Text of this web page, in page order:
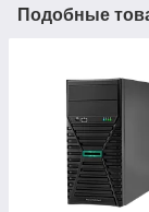
Подобные